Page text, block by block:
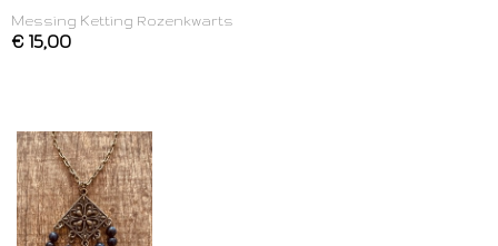
Messing Ketting Rozenkwarts
€ 15,00